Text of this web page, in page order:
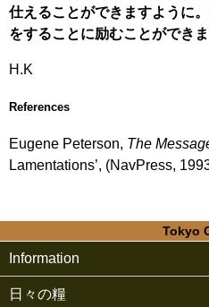
仕えることができますように
をすることに励むことができ
H.K
References
Eugene Peterson, The
Lamentations’, (NavPress,
Tokyo
Information
日々の糧